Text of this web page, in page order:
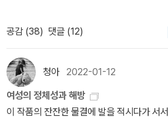
이 분명’해지고, ‘그 빛은 하나의 길을 보여’
어 있던 에드나에게 남편 레옹스가 이제 그
그녀는 사뭇 도전적이고 당당한 태도로 말한
거예요. 들어가고 싶지 않아요. 들어갈 생각
티뇰 씨 가족은 뉴올리언스의 최고급 주택
의 저택에서 사는 지역의 부르주아들이다.
화에 이런 차이가 발생하는 모양이다. 미국
팬션에 부르주아부터 쁘띠부르주아, 서민
게도 친목까지 다진다. 주로 뉴올리언스 시
도착한 이 팬션은 예전 르브룅가家의 호사스
월이 흘러 이젠 르브룅 여사가 여름별장으로
이라고 하기에는 너무나 드라마틱한 작품.˝
줄 모른다. 내가 아는 모든 것은, 그것이 일시
복한 익사자가 된다.˝‐-------‐------
----‐---------------2월 친구에게 추천하고
<네메시스> 코로나 시국과도 딱 맞고 이야
책. 다른 필립 로스의 작품에 비해 덜 자극적
다. 이야기도 흥미롭고 주인공인 ˝에드나˝
있어서 읽는 재미가 있었던 작품이었다.시간
쓸 수 밖에 없는게 아쉽다. (100자평으로
다...)자유의지는 성별과 나이에 상관없이
다.에드나는 그 음악이 전하는 이미지들이
으로 떠오르길 기다렸다. 하지만 헛된 기다
갈망이나 절망의 그림이 전혀 그려지지 않
공감 (38) 댓글 (12)
청아2022-01-12
여성의 정체성과 해방
이 작품의 잔잔한 물결에 발을 적시다가 서